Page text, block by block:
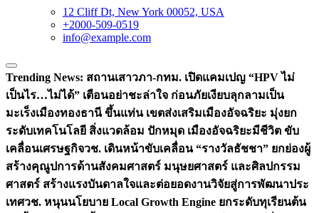
12 Cliff Dt, New York 00052, USA
+2000-509-0519
info@example.com
Trending News: สถานเสาวภา-กทม. เปิดแคมเปญ “HPV ไม่
เป็นไร…ไม่ได้” เตือนอย่าชะล่าใจ ก่อนภัยเงียบลุกลามเป็น
มะเร็งเมืองทองธานี ขึ้นแท่น เขตส่งเสริมเมืองอัจฉริยะ มุ่งยก
ระดับเทคโนโลยี สิ่งแวดล้อม ปักหมุด เมืองอัจฉริยะมีชีวิต ขับ
เคลื่อนเศรษฐกิจวช. เดินหน้าขับเคลื่อน “รางวัลธัชชา” ยกย่องผู้
สร้างคุณูปการด้านสังคมศาสตร์ มนุษยศาสตร์ และศิลปกรรม
ศาสตร์ สร้างแรงบันดาลใจและต่อยอดงานวิจัยสู่การพัฒนาประ
เทศวช. หนุนนโยบาย Local Growth Engine ยกระดับทุเรียนต้น